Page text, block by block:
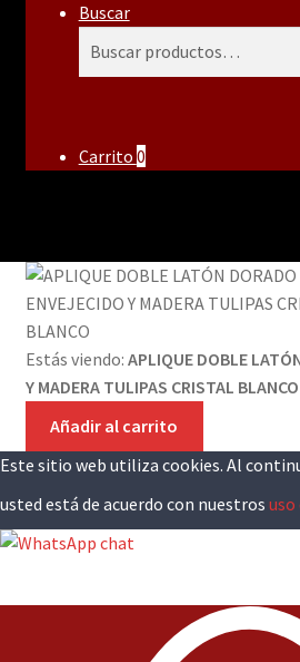
Buscar
Carrito 0
Estás viendo: APLIQUE DOBLE
Y MADERA TULIPAS CRISTAL BLANCO
Añadir al carrito
Este sitio web utiliza cookies. Al
usted está de acuerdo con nuestros uso